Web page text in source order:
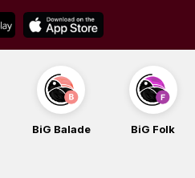
BiG Balade BiG Folk